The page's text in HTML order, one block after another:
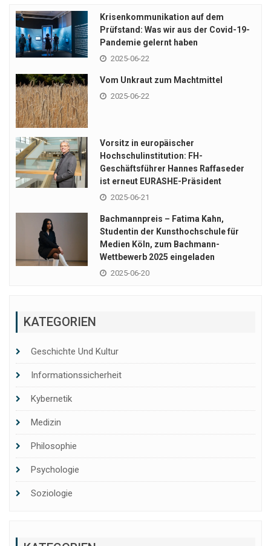
Krisenkommunikation auf dem
Prüfstand: Was wir aus der Covid-19-
Pandemie gelernt haben
2025-06-22
Vom Unkraut zum Machtmittel
2025-06-22
Vorsitz in europäischer
Hochschulinstitution: FH-
Geschäftsführer Hannes Raffaseder
ist erneut EURASHE-Präsident
2025-06-21
Bachmannpreis – Fatima Kahn,
Studentin der Kunsthochschule für
Medien Köln, zum Bachmann-
Wettbewerb 2025 eingeladen
2025-06-20
KATEGORIEN
Geschichte Und Kultur
Informationssicherheit
Kybernetik
Medizin
Philosophie
Psychologie
Soziologie